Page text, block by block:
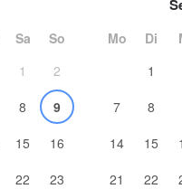
Sa
So
1
2
8
9
15
16
22
23
Mo Di
1
7
8
14
15
21
22